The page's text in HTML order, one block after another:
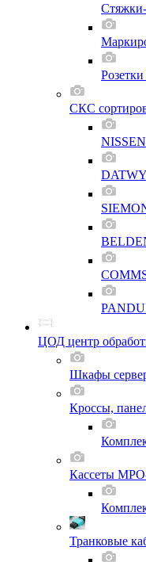
СКС
ЦОД центр
Шкафы
Кроссы,
Кассеты
Транковые